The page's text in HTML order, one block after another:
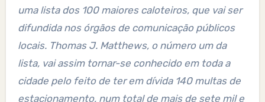
uma lista dos 100 maiores caloteiros, que vai ser
difundida nos órgãos de comunicação públicos
locais. Thomas J. Matthews, o número um da
lista, vai assim tornar-se conhecido em toda a
cidade pelo feito de ter em dívida 140 multas de
estacionamento, num total de mais de sete mil e